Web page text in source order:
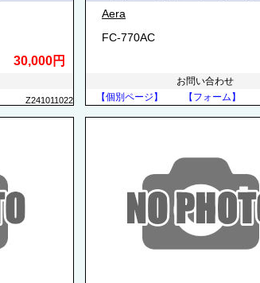
30,000円
Z241011022
Aera
FC-770AC
お問い合わせ
【個別ページ】
【フォーム】